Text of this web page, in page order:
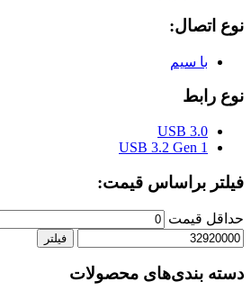
نوع اتصال:
با سیم
نوع رابط
USB 3.0
USB 3.2 Gen 1
فیلتر براساس قیمت:
حداقل قیمت
فیلتر
دسته بندی‌های محصولات